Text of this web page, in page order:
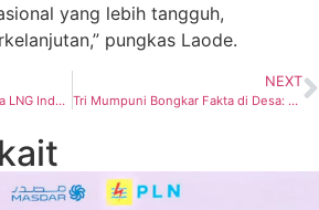
yang lebih tangguh,
pungkas Laode.
Pemerintah Turunkan Harga LNG Industri Menjadi USD13 per MMBTU untuk Jaga Daya Saing dan Lapangan Kerja
NEXT
Tri Mumpuni Bongkar Fakta di Desa: Bawa PLTS 11 kWp, Temukan Warga Tinggal Serumah dengan Ternak